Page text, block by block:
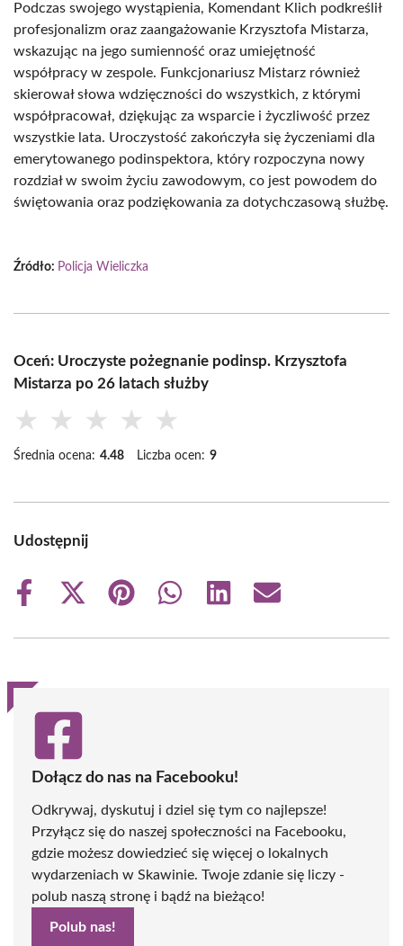
Podczas swojego wystąpienia, Komendant Klich podkreślił
profesjonalizm oraz zaangażowanie Krzysztofa Mistarza,
wskazując na jego sumienność oraz umiejętność
współpracy w zespole. Funkcjonariusz Mistarz również
skierował słowa wdzięczności do wszystkich, z którymi
współpracował, dziękując za wsparcie i życzliwość przez
wszystkie lata. Uroczystość zakończyła się życzeniami dla
emerytowanego podinspektora, który rozpoczyna nowy
rozdział w swoim życiu zawodowym, co jest powodem do
świętowania oraz podziękowania za dotychczasową służbę.
Źródło: Policja Wieliczka
Oceń: Uroczyste pożegnanie podinsp. Krzysztofa
Mistarza po 26 latach służby
★ ★ ★ ★ ★
Średnia ocena: 4.48 Liczba ocen: 9
Udostępnij
Share
Share
(Twitter)
Share
Share
Share
Share
Dołącz do nas na Facebooku!
Odkrywaj, dyskutuj i dziel się tym co najlepsze!
Przyłącz się do naszej społeczności na Facebooku,
gdzie możesz dowiedzieć się więcej o lokalnych
wydarzeniach w Skawinie. Twoje zdanie się liczy -
polub naszą stronę i bądź na bieżąco!
Polub nas!